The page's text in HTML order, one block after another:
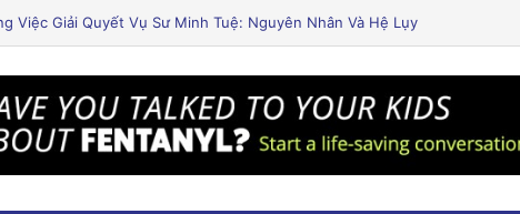
Trên Thế Giới: Bước Đột Phá Trong Công Nghệ Xây Dựng